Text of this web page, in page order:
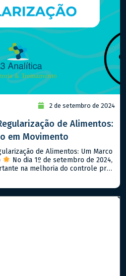
2 de setembro de 2024
de Alimentos:
em Movimento
de Alimentos: Um Marco
No dia 1º de setembro de 2024,
na melhoria do controle pré-